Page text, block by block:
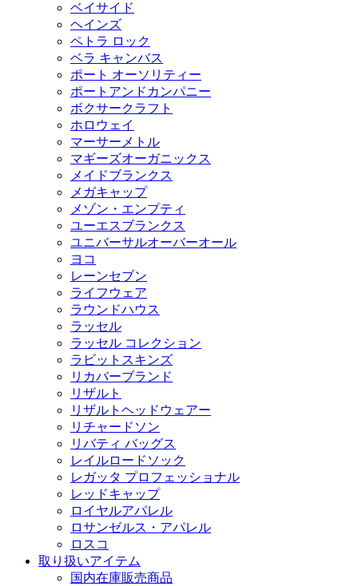
ベイサイド
ヘインズ
ペトラ ロック
ベラ キャンバス
ポート オーソリティー
ポートアンドカンパニー
ボクサークラフト
ホロウェイ
マーサーメトル
マギーズオーガニックス
メイドブランクス
メガキャップ
メゾン・エンプティ
ユーエスブランクス
ユニバーサルオーバーオール
ヨコ
レーンセブン
ライフウェア
ラウンドハウス
ラッセル
ラッセル コレクション
ラビットスキンズ
リカバーブランド
リザルト
リザルトヘッドウェアー
リチャードソン
リバティ バッグス
レイルロードソック
レガッタ プロフェッショナル
レッドキャップ
ロイヤルアパレル
ロサンゼルス・アパレル
ロスコ
取り扱いアイテム
国内在庫販売商品